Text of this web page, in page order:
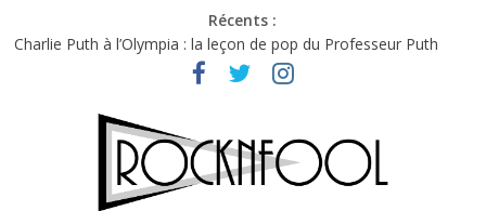
Récents :
Charlie Puth à l’Olympia : la leçon de pop du Professeur Puth
Festival Triptyque : un nouveau festival de musique indépendant
Hellfest 2026 vendredi : température et émotions en hausse
Hellfest 2026 jeudi : impossible de choisir entre chaleur et bonne
Première édition du Midgard Festival : entre bière, métal et